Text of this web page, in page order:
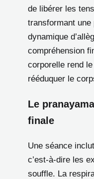
de libérer les
transformant une
dynamique
compréhension
corporelle rend
rééduquer le
Le
finale
Une séance
c’est-à-dire les
souffle. La